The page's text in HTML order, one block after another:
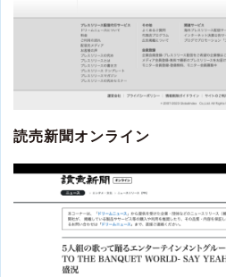
読売新聞オンライン